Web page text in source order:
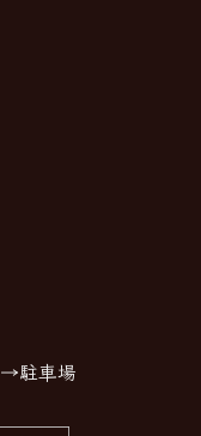
→駐車場